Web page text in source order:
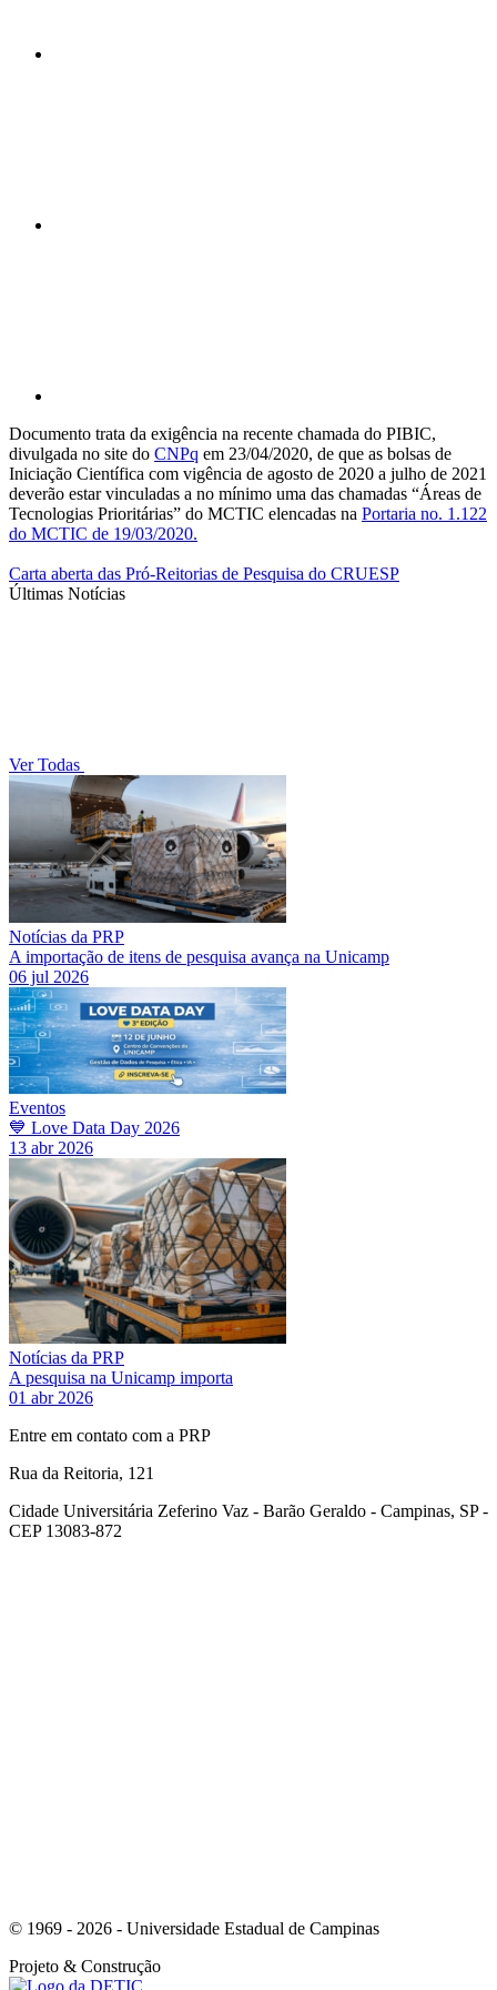
Documento trata da exigência na recente chamada do PIBIC,
divulgada no site do CNPq em 23/04/2020, de que as bolsas de
Iniciação Científica com vigência de agosto de 2020 a julho de 2021
deverão estar vinculadas a no mínimo uma das chamadas “Áreas de
Tecnologias Prioritárias” do MCTIC elencadas na Portaria no. 1.122
do MCTIC de 19/03/2020.
Carta aberta das Pró-Reitorias de Pesquisa do CRUESP
Últimas Notícias
Ver Todas
Notícias da PRP
A importação de itens de pesquisa avança na Unicamp
06 jul 2026
Eventos
💙 Love Data Day 2026
13 abr 2026
Notícias da PRP
A pesquisa na Unicamp importa
01 abr 2026
Entre em contato com a PRP
Rua da Reitoria, 121
Cidade Universitária Zeferino Vaz - Barão Geraldo - Campinas, SP -
CEP 13083-872
© 1969 - 2026 - Universidade Estadual de Campinas
Projeto & Construção